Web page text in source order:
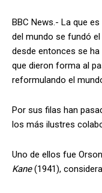
BBC News.- La que
del mundo se fundó
desde entonces se
que dieron forma al
reformulando el
Por sus filas han
los más ilustres
Uno de ellos fue
Kane(1941),